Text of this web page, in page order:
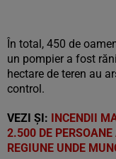
În total, 450 de
un pompier a fost
hectare de teren au
control.
VEZI ȘI: INCENDII
2.500 DE
REGIUNE UNDE